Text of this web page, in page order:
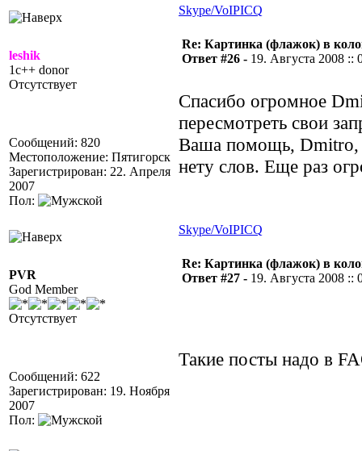
Skype/VoIPICQ
leshik
1c++ donor
Отсутствует
Сообщений: 820
Местоположение: Пятигорск
Зарегистрирован: 22. Апреля
2007
Пол:
Re: Картинка (флажок) в
Ответ #26 - 19. Августа 2008 ::
Спасибо огромное
пересмотреть свои
Ваша помощь, Dmitro,
нету слов. Еще раз
Skype/VoIPICQ
PVR
God Member
Отсутствует
Сообщений: 622
Зарегистрирован: 19. Ноября
2007
Пол:
Re: Картинка (флажок) в
Ответ #27 - 19. Августа 2008 ::
Такие посты надо в